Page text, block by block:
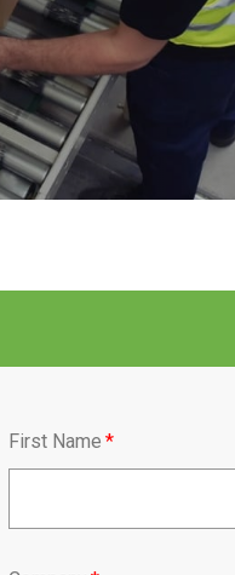
First Name *